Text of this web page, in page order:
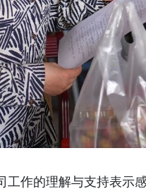
工作的理解与支持表示